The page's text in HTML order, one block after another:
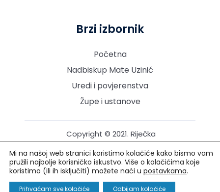
Brzi izbornik
Početna
Nadbiskup Mate Uzinić
Uredi i povjerenstva
Župe i ustanove
Copyright © 2021. Riječka
pridržana.
Izrada i održavanje: Creative Media™
Mi na našoj web stranici koristimo kolačiće kako bismo vam
pružili najbolje korisničko iskustvo. Više o kolačićima koje
koristimo (ili ih isključiti) možete naći u postavkama.
Prihvaćam sve kolačiće Odbijam kolačiće